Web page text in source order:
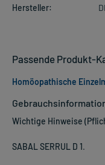
Hersteller:
Wichtige Hinweise
SABAL SERRUL D 1.
Passende Produkt-
Homöopathische